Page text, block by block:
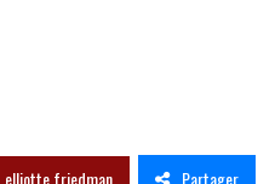
elliotte friedman Partager